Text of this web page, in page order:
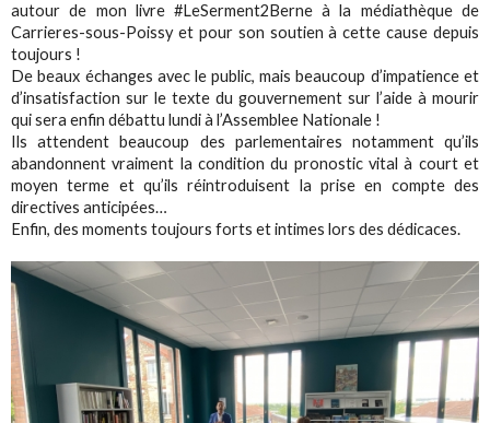
autour de mon livre #LeSerment2Berne à la médiathèque de
Carrieres-sous-Poissy et pour son soutien à cette cause depuis
toujours !
De beaux échanges avec le public, mais beaucoup d’impatience et
d’insatisfaction sur le texte du gouvernement sur l’aide à mourir
qui sera enfin débattu lundi à l’Assemblee Nationale !
Ils attendent beaucoup des parlementaires notamment qu’ils
abandonnent vraiment la condition du pronostic vital à court et
moyen terme et qu’ils réintroduisent la prise en compte des
directives anticipées…
Enfin, des moments toujours forts et intimes lors des dédicaces.